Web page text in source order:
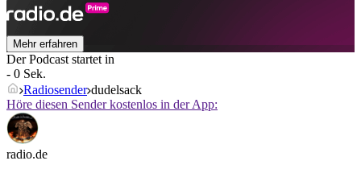
Mehr erfahren
Der Podcast startet in
- 0 Sek.
Radiosender dudelsack
Höre diesen Sender kostenlos in der App:
radio.de